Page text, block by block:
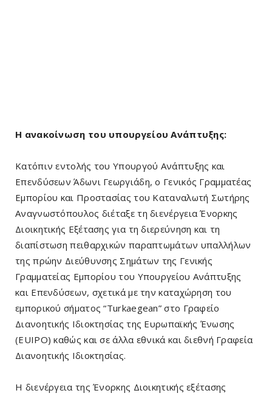
Η ανακοίνωση του υπουργείου Ανάπτυξης:
Κατόπιν εντολής του Υπουργού Ανάπτυξης και
Επενδύσεων Άδωνι Γεωργιάδη, ο Γενικός Γραμματέας
Εμπορίου και Προστασίας του Καταναλωτή Σωτήρης
Αναγνωστόπουλος διέταξε τη διενέργεια Ένορκης
Διοικητικής Εξέτασης για τη διερεύνηση και τη
διαπίστωση πειθαρχικών παραπτωμάτων υπαλλήλων
της πρώην Διεύθυνσης Σημάτων της Γενικής
Γραμματείας Εμπορίου του Υπουργείου Ανάπτυξης
και Επενδύσεων, σχετικά με την καταχώρηση του
εμπορικού σήματος “Τurkaegean” στο Γραφείο
Διανοητικής Ιδιοκτησίας της Ευρωπαϊκής Ένωσης
(EUIPO) καθώς και σε άλλα εθνικά και διεθνή Γραφεία
Διανοητικής Ιδιοκτησίας.
Η διενέργεια της Ένορκης Διοικητικής εξέτασης